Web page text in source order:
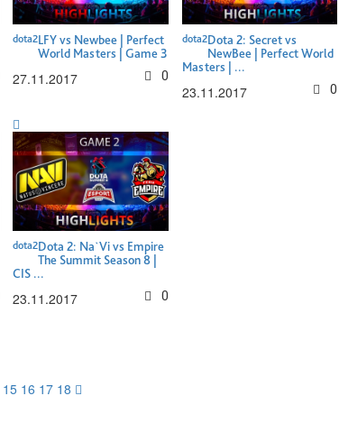
dota2LFY vs Newbee | Perfect
World Masters | Game 3
27.11.2017 0
dota2Dota 2: Secret vs
NewBee | Perfect World
Masters | ...
23.11.2017 0
dota2Dota 2: Na`Vi vs Empire
The Summit Season 8 |
CIS ...
23.11.2017 0
15 16 17 18